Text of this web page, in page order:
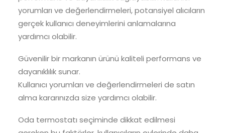
yorumları ve değerlendirmeleri, potansiyel alıcıların
gerçek kullanıcı deneyimlerini anlamalarına
yardımcı olabilir.
Güvenilir bir markanın ürünü kaliteli performans ve
dayanıklılık sunar.
Kullanıcı yorumları ve değerlendirmeleri de satın
alma kararınızda size yardımcı olabilir.
Oda termostatı seçiminde dikkat edilmesi